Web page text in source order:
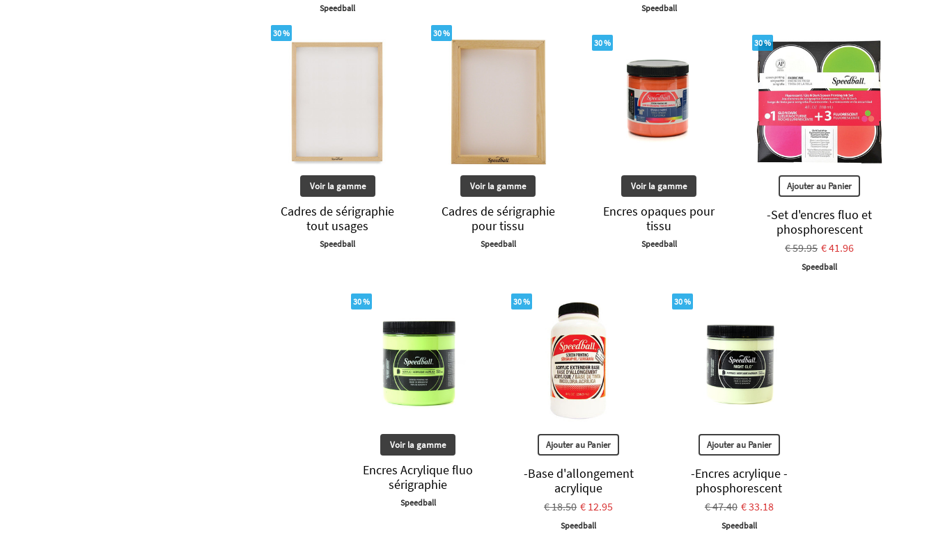
Speedball Speedball
30 %
Voir la gamme
Cadres de sérigraphie
tout usages
Speedball
30 %
Voir la gamme
Cadres de sérigraphie
pour tissu
Speedball
30 %
Voir la gamme
Encres opaques pour
tissu
Speedball
30 %
Ajouter au Panier
-Set d'encres fluo et
phosphorescent
€ 59.95 € 41.96
Speedball
30 %
Voir la gamme
Encres Acrylique fluo
sérigraphie
Speedball
30 %
Ajouter au Panier
-Base d'allongement
acrylique
€ 18.50 € 12.95
Speedball
30 %
Ajouter au Panier
-Encres acrylique -
phosphorescent
€ 47.40 € 33.18
Speedball